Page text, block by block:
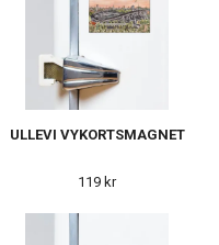
ULLEVI VYKORTSMAGNET
119 kr